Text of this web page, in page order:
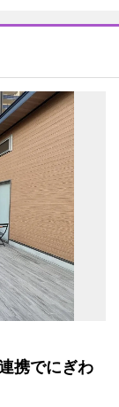
携でにぎわ